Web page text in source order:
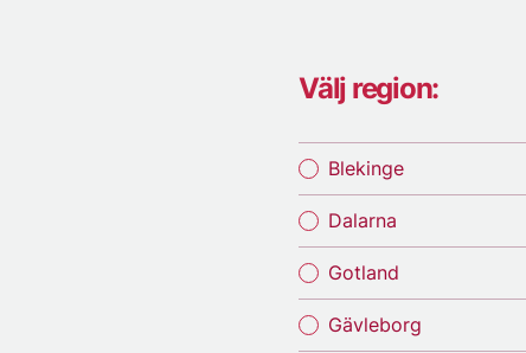
Välj region:
Blekinge
Dalarna
Gotland
Gävleborg